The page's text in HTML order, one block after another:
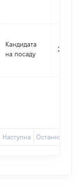
Кандидата
на посаду
2021
Наступна Остання